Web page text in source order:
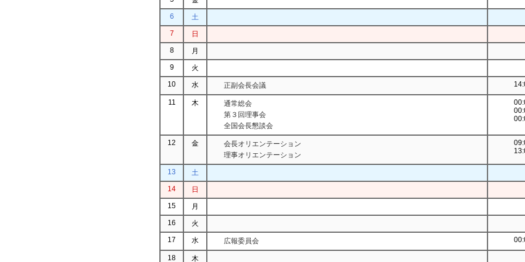
6
土
7
日
8
月
9
火
10
水 正副会長会議
11 木
通常総会
第３回理事会
全国会長懇談会
12 金
会長オリエンテーション
理事オリエンテーション
13
土
14
日
15
月
16
火
17
水 広報委員会
18 木